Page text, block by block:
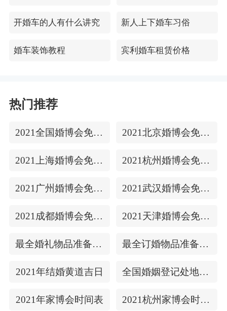
开婚车的人有什么讲究 新人上下婚车习俗
婚车装饰教程 宾利婚车租赁价格
热门推荐
2021全国婚博会免费门票 2021北京婚博会免费门票
2021上海婚博会免费门票 2021杭州婚博会免费门票
2021广州婚博会免费门票 2021武汉婚博会免费门票
2021成都婚博会免费门票 2021天津婚博会免费门票
最全婚礼物品准备清单 最全订婚物品准备清单
2021年结婚黄道吉日 全国婚姻登记处地址/上下时间
2021年家博会时间表 2021杭州家博会时间表